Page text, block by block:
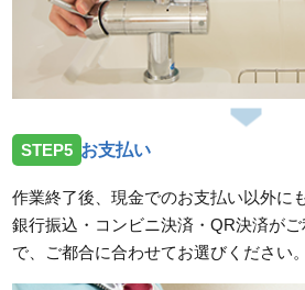
STEP5 お支払い
作業終了後、現金でのお支払い以外に
銀行振込・コンビニ決済・QR決済が
で、ご都合に合わせてお選びください。